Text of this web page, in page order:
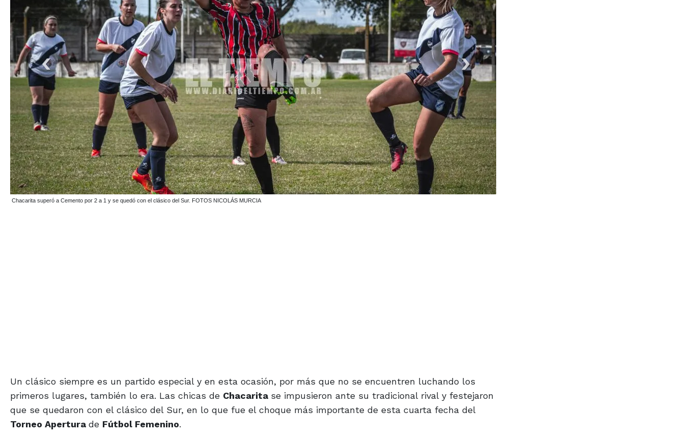
primeros lugares, también lo era. Las chicas deChacaritase impusieron ante su tradicional rival y festejaron
que se quedaron con el clásico del Sur, en lo que fue el choque más importante de esta cuarta fecha del
Torneo Aperturade Fútbol Femenino.